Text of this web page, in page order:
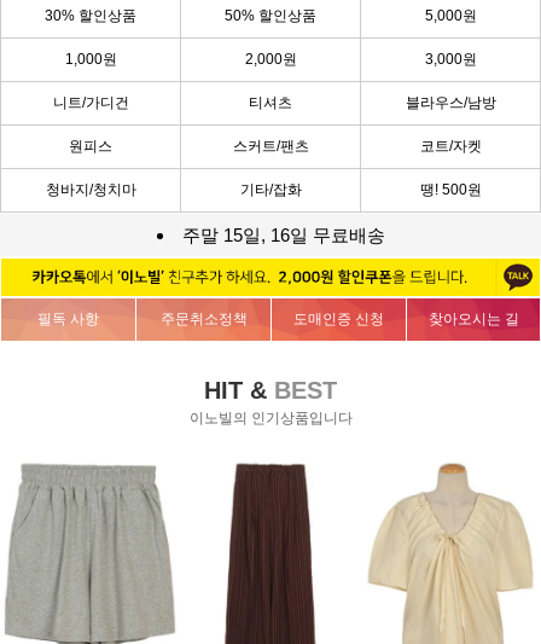
30% 할인상품 50% 할인상품 5,000원
1,000원 2,000원 3,000원
니트/가디건 티셔츠 블라우스/남방
원피스 스커트/팬츠 코트/자켓
청바지/청치마 기타/잡화 땡! 500원
주말 15일, 16일 무료배송
필독 사항 주문취소정책 도매인증 신청 찾아오시는 길
HIT & BEST
이노빌의 인기상품입니다